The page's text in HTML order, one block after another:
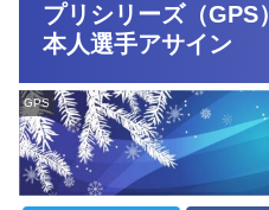
プリシリーズ（GPS
本人選手アサイン
GPS